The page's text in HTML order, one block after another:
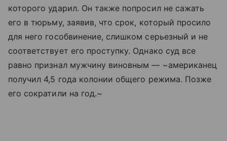
которого ударил. Он также попросил не сажать
его в тюрьму, заявив, что срок, который просило
для него гособвинение, слишком серьезный и не
соответствует его проступку. Однако суд все
равно признал мужчину виновным — ~американец
получил 4,5 года колонии общего режима. Позже
его сократили на год.~